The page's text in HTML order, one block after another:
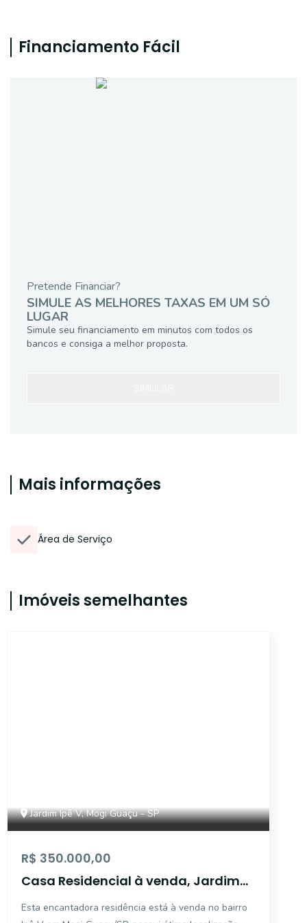
Financiamento Fácil
Pretende Financiar?
SIMULE AS MELHORES TAXAS EM UM SÓ
LUGAR
Simule seu financiamento em minutos com todos os
bancos e consiga a melhor proposta.
Mais informações
Área de Serviço
Imóveis semelhantes
Jardim Ipê V, Mogi Guaçu - SP
R$ 350.000,00
Casa Residencial à venda, Jardim
Esta encantadora residência está à venda no bairro